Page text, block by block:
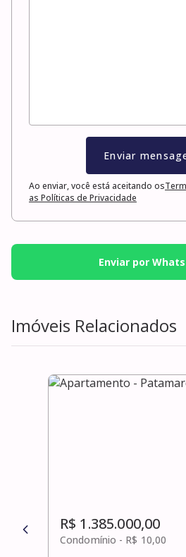
Enviar
Ao enviar, você está aceitando os
as Políticas de Privacidade
Enviar por
Imóveis Relacionados
R$ 1.385.000,00
Condomínio - R$ 10,00